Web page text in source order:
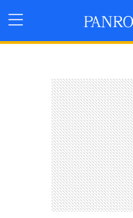
Menu
Principal